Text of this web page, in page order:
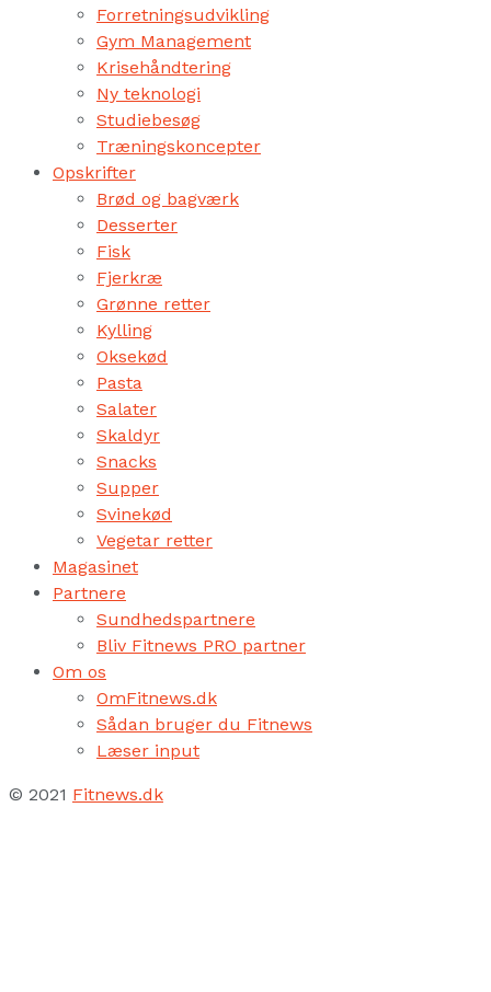
Forretningsudvikling
Gym Management
Krisehåndtering
Ny teknologi
Studiebesøg
Træningskoncepter
Opskrifter
Brød og bagværk
Desserter
Fisk
Fjerkræ
Grønne retter
Kylling
Oksekød
Pasta
Salater
Skaldyr
Snacks
Supper
Svinekød
Vegetar retter
Magasinet
Partnere
Sundhedspartnere
Bliv Fitnews PRO partner
Om os
OmFitnews.dk
Sådan bruger du Fitnews
Læser input
© 2021 Fitnews.dk